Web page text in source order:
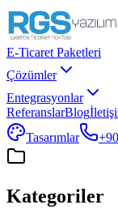
E-Ticaret Paketleri
Çözümler
Entegrasyonlar
ReferanslarBlog
Tasarımlar
Kategoriler